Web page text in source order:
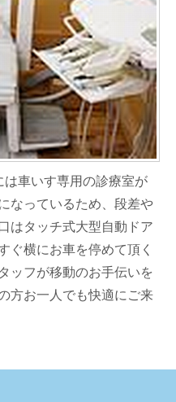
車いす専用の診療室が
なっているため、段差や
はタッチ式大型自動ドア
ぐ横にお車を停めて頂く
ッフが移動のお手伝いを
方お一人でも快適にご来